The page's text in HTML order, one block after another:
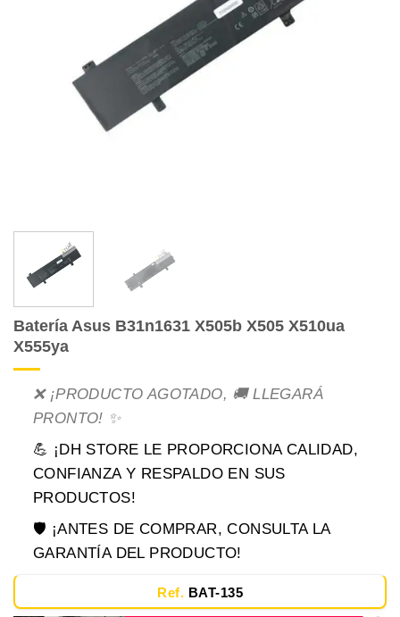
Batería Asus B31n1631 X505b X505 X510ua
X555ya
❌ ¡PRODUCTO AGOTADO, 🚚 LLEGARÁ
PRONTO! ✨
💪 ¡DH STORE LE PROPORCIONA CALIDAD,
CONFIANZA Y RESPALDO EN SUS
PRODUCTOS!
🛡️ ¡ANTES DE COMPRAR, CONSULTA LA
GARANTÍA DEL PRODUCTO!
Ref. BAT-135